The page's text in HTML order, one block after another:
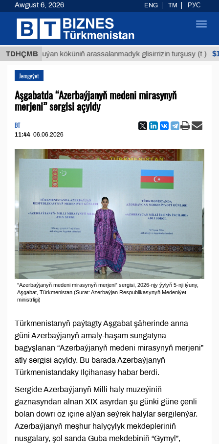
TDHÇMB
Buýan köküniň arassalanmadyk glisirrizin turşusy (t.) $12935,18
Jemgyýet
Aşgabatda “Azerbaýjanyň medeni mirasynyň
merjeni” sergisi açyldy
BT
11:44 06.06.2026
“Azerbaýjanyň medeni mirasynyň merjeni” sergisi, 2026-njy ýylyň 5-nji iýuny,
Aşgabat, Türkmenistan (Surat: Azerbaýjan Respublikasynyň Medeniýet
ministrligi)
Türkmenistanyň paýtagty Aşgabat şäherinde anna
güni Azerbaýjanyň amaly-haşam sungatyna
bagyşlanan “Azerbaýjanyň medeni mirasynyň merjeni”
atly sergisi açyldy. Bu barada Azerbaýjanyň
Türkmenistandaky Ilçihanasy habar berdi.
Sergide Azerbaýjanyň Milli haly muzeýiniň
gaznasyndan alnan XIX asyrdan şu günki güne çenli
bolan döwri öz içine alýan seýrek halylar sergilenýär.
Azerbaýjanyň meşhur halyçylyk mekdepleriniň
nusgalary, şol sanda Guba mekdebiniň “Gymyl”,
Awgust 6, 2026 ENG TM РУС